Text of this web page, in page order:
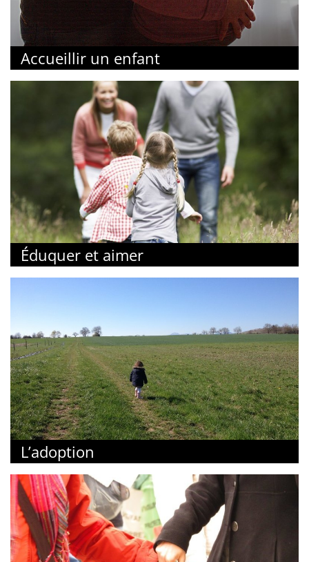
Accueillir un enfant
Éduquer et aimer
L’adoption